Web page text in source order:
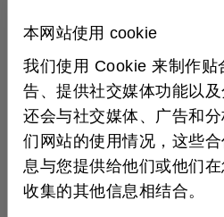
本网站使用 cookie
我们使用 Cookie 来制作贴
告、提供社交媒体功能以
还会与社交媒体、广告和
们网站的使用情况，这些
息与您提供给他们或他们
收集的其他信息相结合。
须高度精准地确定每株
作物的 3D 位置。选定
的解决方案基于 RGB-D
相机，可同时报告颜色
和深度信息。使用这款
相机和基于 LED 定制的闪
离和近距离采集植物的 RGB
算，使用 HALCON 实施基于